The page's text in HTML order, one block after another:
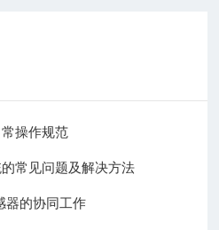
操作规范
常见问题及解决方法
器的协同工作